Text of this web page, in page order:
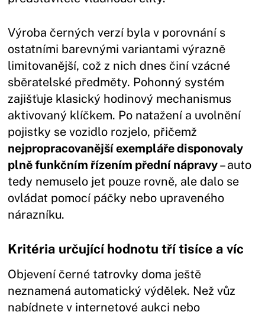
Výroba černých verzí byla v porovnání s
ostatními barevnými variantami výrazně
limitovanější, což z nich dnes činí vzácné
sběratelské předměty. Pohonný systém
zajišťuje klasický hodinový mechanismus
aktivovaný klíčkem. Po natažení a uvolnění
pojistky se vozidlo rozjelo, přičemž
nejpropracovanější exempláře disponovaly
plně funkčním řízením přední nápravy– auto
tedy nemuselo jet pouze rovně, ale dalo se
ovládat pomocí páčky nebo upraveného
nárazníku.
Kritéria určující hodnotu tří tisíce a víc
Objevení černé tatrovky doma ještě
neznamená automatický výdělek. Než vůz
nabídnete v internetové aukci nebo